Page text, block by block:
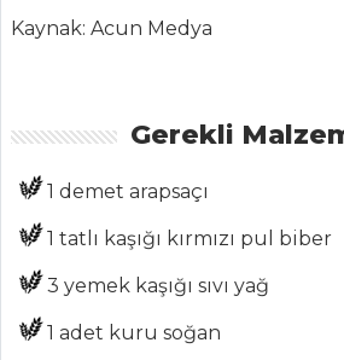
Medya
Aktüel
Chefs
Haber
ŞEFİN TARİFLERİ
Kaynak: Acun Medya
Gerekli
1 demet arapsaçı
1 tatlı kaşığı kırmızı pul biber
3 yemek kaşığı sıvı yağ
1 adet kuru soğan